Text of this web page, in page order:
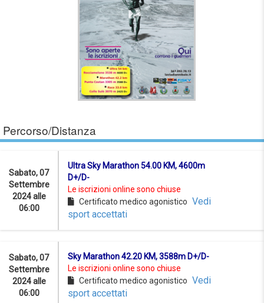
Percorso/Distanza
Sabato, 07
Settembre
2024 alle
06:00
Ultra Sky Marathon 54.00 KM, 4600m
D+/D-
Le iscrizioni online sono chiuse
Certificato medico agonistico Vedi
sport accettati
Sabato, 07
Settembre
2024 alle
06:00
Sky Marathon 42.20 KM, 3588m D+/D-
Le iscrizioni online sono chiuse
Certificato medico agonistico Vedi
sport accettati